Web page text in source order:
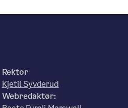
Rektor
Kjetil Syvderud
Webredaktør: